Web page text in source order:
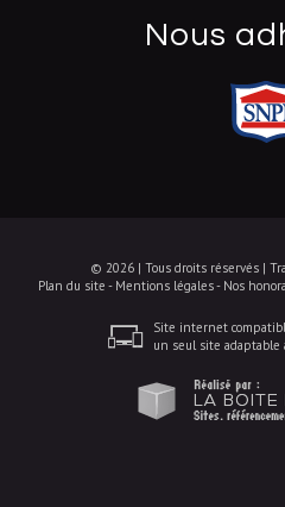
nous
© 2026 | Tous droits réservés |
Plan du site - Mentions légales- Nos
Site internet
un seul site adaptable